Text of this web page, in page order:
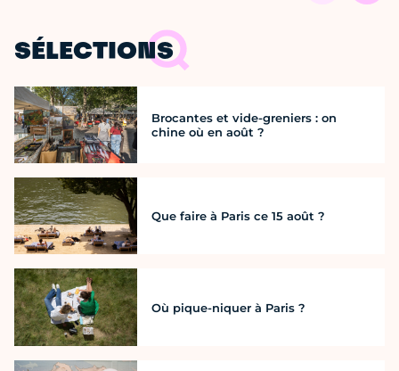
SÉLECTIONS
Brocantes et vide-greniers : on
chine où en août ?
Que faire à Paris ce 15 août ?
Où pique-niquer à Paris ?